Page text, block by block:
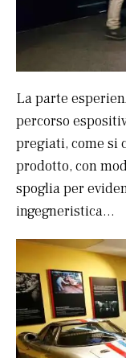
La parte
percorso
pregiati, come si
prodotto, con
spoglia per
ingegneristica…